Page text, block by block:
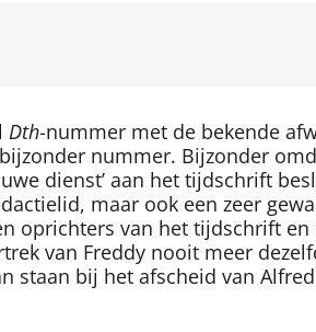
Dth-nummer met de bekende
nummer. Bijzonder
dienst’ aan het tijdschrift
maar ook een zeer
oprichters van het tijdschrift en
van Freddy nooit meer
staan bij het afscheid van